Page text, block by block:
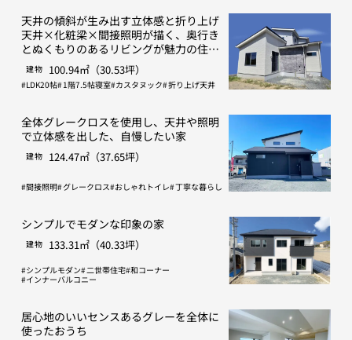
天井の傾斜が生み出す立体感と折り上げ
天井×化粧梁×間接照明が描く、奥行き
とぬくもりのあるリビングが魅力の住ま
い。
建物 100.94㎡（30.53坪）
LDK20帖 1階7.5帖寝室 カスタヌック 折り上げ天井
全体グレークロスを使用し、天井や照明
で立体感を出した、自慢したい家
建物 124.47㎡（37.65坪）
間接照明 グレークロス おしゃれトイレ 丁寧な暮らし
シンプルでモダンな印象の家
建物 133.31㎡（40.33坪）
シンプルモダン 二世帯住宅 和コーナー
インナーバルコニー
居心地のいいセンスあるグレーを全体に
使ったおうち